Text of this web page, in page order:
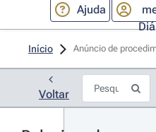
Ajuda
Início Anúncio de
Voltar